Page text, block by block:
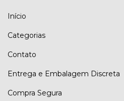
Início
Categorias
Contato
Entrega e Embalagem Discreta
Compra Segura